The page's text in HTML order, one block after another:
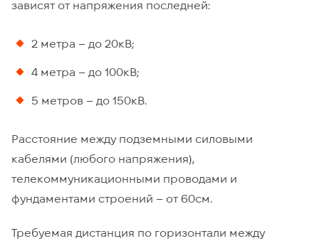
зависят от напряжения последней:
2 метра – до 20кВ;
4 метра – до 100кВ;
5 метров – до 150кВ.
Расстояние между подземными силовыми
кабелями (любого напряжения),
телекоммуникационными проводами и
фундаментами строений – от 60см.
Требуемая дистанция по горизонтали между